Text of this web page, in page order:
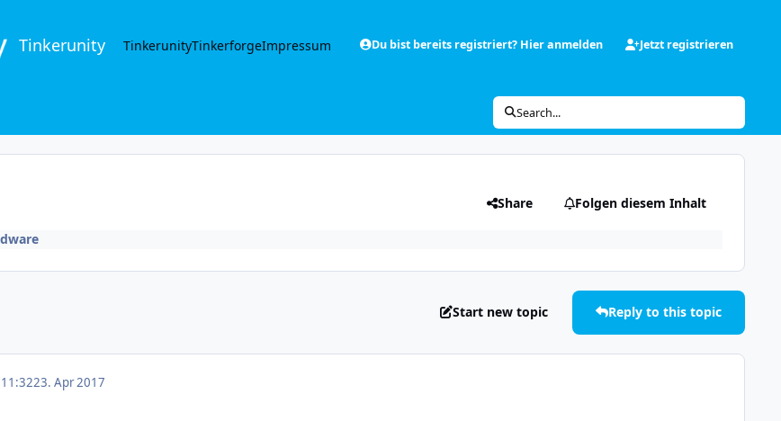
Tinkerunity TinkerunityTinkerforgeImpressum Du bist bereits registriert? Hier anmelden Jetzt registrieren
Search...
Share Folgen diesem Inhalt
Start new topic Reply to this topic
23. Apr 2017